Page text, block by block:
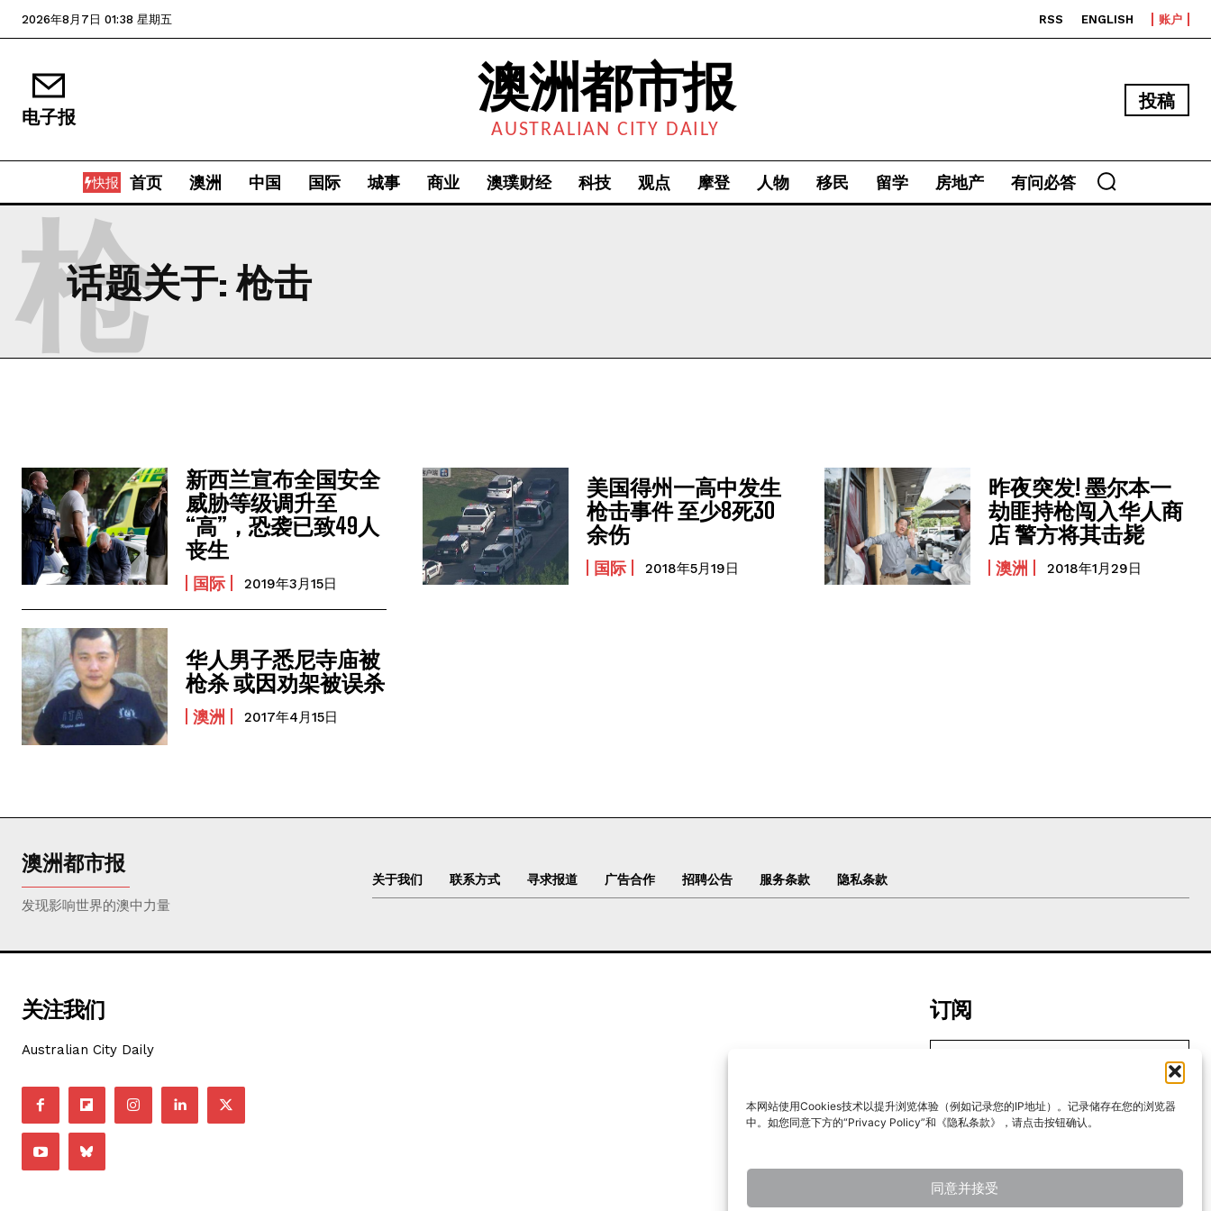
本网站使用Cookies技术以提升浏览体验（例如记录您的IP地址）。记录储存在您的浏览器
中。如您同意下方的“Privacy Policy”和《隐私条款》，请点击按钮确认。
同意并接受
2026年8月7日 01:38 星期五 RSS ENGLISH 账户
电子报 澳洲都市报
AUSTRALIAN CITY DAILY
投稿
快报 首页 澳洲 中国 国际 城事 商业 澳璞财经 科技 观点 摩登 人物 移民 留学 房地产 有问必答
话题关于:枪击
枪
新西兰宣布全国安全
威胁等级调升至
“高”，恐袭已致49人
丧生
国际 2019年3月15日
美国得州一高中发生
枪击事件 至少8死30
余伤
国际 2018年5月19日
昨夜突发! 墨尔本一
劫匪持枪闯入华人商
店 警方将其击毙
澳洲 2018年1月29日
华人男子悉尼寺庙被
枪杀 或因劝架被误杀
澳洲 2017年4月15日
澳洲都市报
发现影响世界的澳中力量
关于我们 联系方式 寻求报道 广告合作 招聘公告 服务条款 隐私条款
关注我们
Australian City Daily
订阅
我要加入